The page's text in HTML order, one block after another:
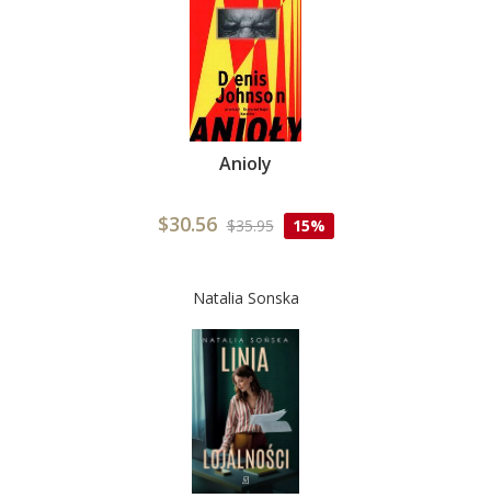
Anioly
$30.56 $35.95 15%
Natalia Sonska